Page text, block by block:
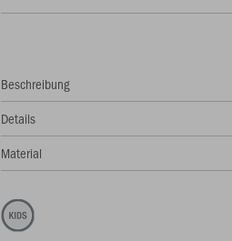
Beschreibung
Details
Material